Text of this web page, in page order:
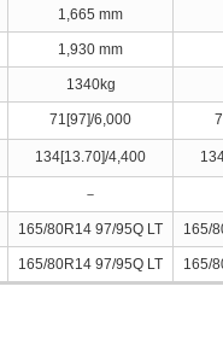
1,665 mm
1,930 mm
1340kg
71[97]/6,000
134[13.70]/4,400
－
165/80R14 97/95Q LT 165/
165/80R14 97/95Q LT 165/